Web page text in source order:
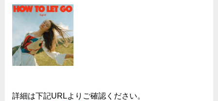
詳細は下記URLよりご確認ください。